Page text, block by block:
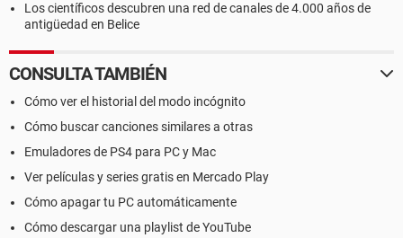
Los científicos descubren una red de canales de 4.000 años de
antigüedad en Belice
CONSULTA TAMBIÉN
Cómo ver el historial del modo incógnito
Cómo buscar canciones similares a otras
Emuladores de PS4 para PC y Mac
Ver películas y series gratis en Mercado Play
Cómo apagar tu PC automáticamente
Cómo descargar una playlist de YouTube